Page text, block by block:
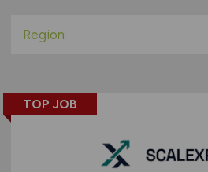
befristete Anstellung
Projektarbeit / Freelancer
geringfügige Beschäftigung /
Region
Berlin
TOP JOB